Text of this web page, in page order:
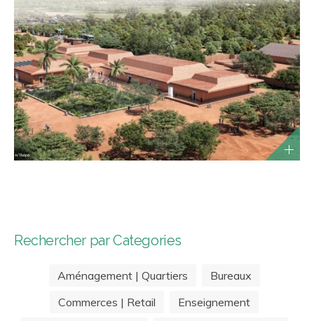
Rechercher par Categories
Aménagement | Quartiers
Bureaux
Commerces | Retail
Enseignement